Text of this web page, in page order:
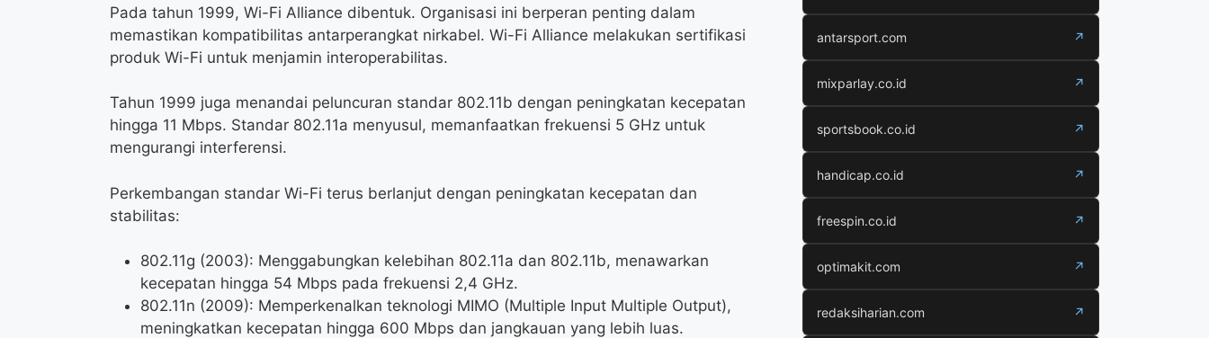
Pada tahun 1999, Wi-Fi Alliance dibentuk. Organisasi ini berperan penting dalam
memastikan kompatibilitas antarperangkat nirkabel. Wi-Fi Alliance melakukan sertifikasi
produk Wi-Fi untuk menjamin interoperabilitas.
Tahun 1999 juga menandai peluncuran standar 802.11b dengan peningkatan kecepatan
hingga 11 Mbps. Standar 802.11a menyusul, memanfaatkan frekuensi 5 GHz untuk
mengurangi interferensi.
Perkembangan standar Wi-Fi terus berlanjut dengan peningkatan kecepatan dan
stabilitas:
802.11g (2003): Menggabungkan kelebihan 802.11a dan 802.11b, menawarkan
kecepatan hingga 54 Mbps pada frekuensi 2,4 GHz.
802.11n (2009): Memperkenalkan teknologi MIMO (Multiple Input Multiple Output),
meningkatkan kecepatan hingga 600 Mbps dan jangkauan yang lebih luas.
antarsport.com ↗
mixparlay.co.id ↗
sportsbook.co.id ↗
handicap.co.id ↗
freespin.co.id ↗
optimakit.com ↗
redaksiharian.com ↗